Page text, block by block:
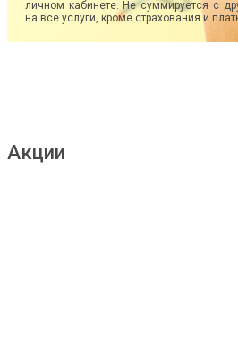
личном кабинете. Не суммируется с
на все услуги, кроме страхования и
Акции